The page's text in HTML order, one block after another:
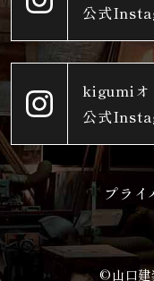
公式
kigumiオ
公式
プライ
©山口